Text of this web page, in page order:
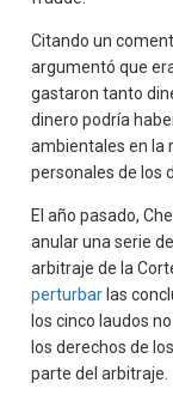
Citando un
argumentó que
gastaron tanto
dinero podría
ambientales en la
personales de los
El año pasado,
anular una serie
arbitraje de la
perturbarlas
los cinco laudos
los derechos de
parte del arbitraje.